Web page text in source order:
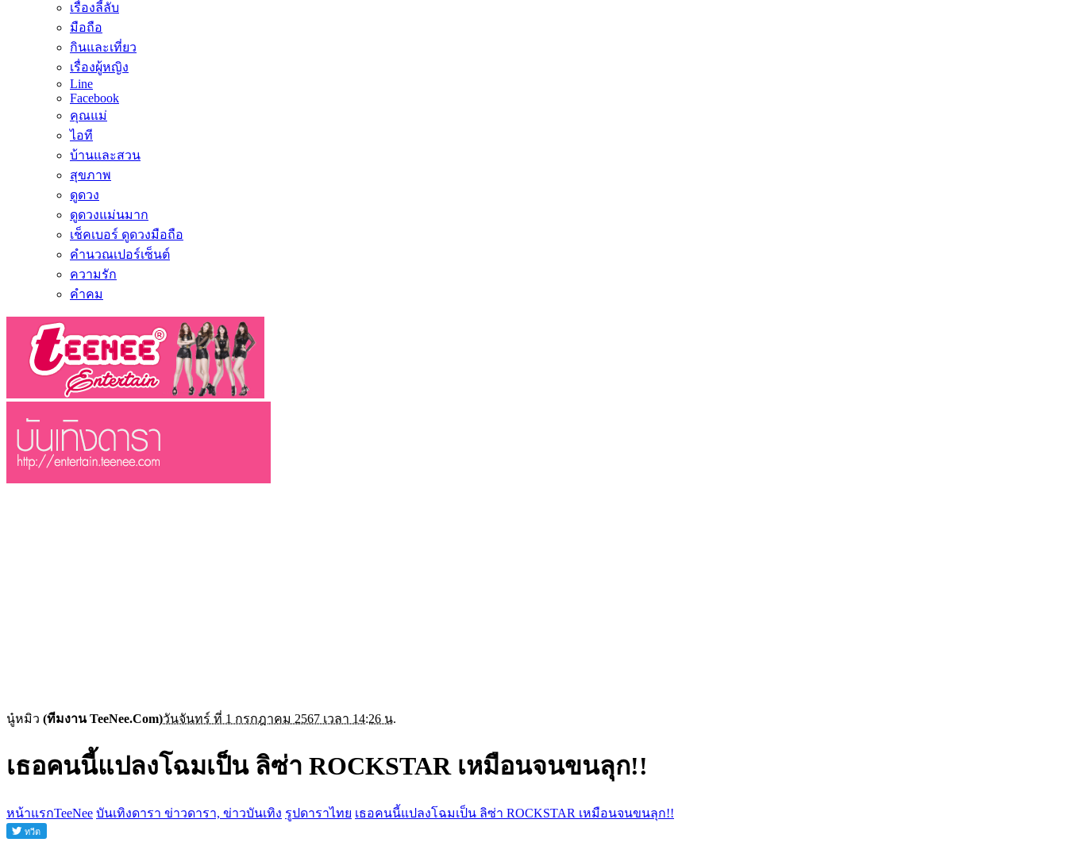
เรื่องลี้ลับ
มือถือ
กินและเที่ยว
เรื่องผู้หญิง
Line
Facebook
คุณแม่
ไอที
บ้านและสวน
สุขภาพ
ดูดวง
ดูดวงแม่นมาก
เช็คเบอร์ ดูดวงมือถือ
คำนวณเปอร์เซ็นต์
ความรัก
คำคม
นู๋หมิว (ทีมงาน TeeNee.Com)วันจันทร์ ที่ 1 กรกฎาคม 2567 เวลา 14:26 น.
เธอคนนี้แปลงโฉมเป็น ลิซ่า ROCKSTAR เหมือนจนขนลุก!!
หน้าแรกTeeNee บันเทิงดารา ข่าวดารา, ข่าวบันเทิง รูปดาราไทย เธอคนนี้แปลงโฉมเป็น ลิซ่า ROCKSTAR เหมือนจนขนลุก!!